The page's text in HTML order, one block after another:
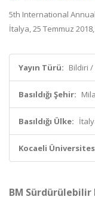
5th International
İtalya, 25 Temmuz
Yayın Türü: Bildiri
Basıldığı Şehir:
Basıldığı Ülke:
Kocaeli
BM Sürdürülebilir